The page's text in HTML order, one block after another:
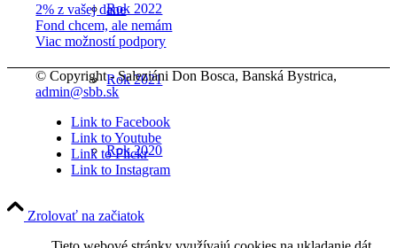
Rok 2022
Rok 2021
Rok 2020
Rok 2019
2% z vašej dane
Fond chcem, ale nemám
Viac možností podpory
© Copyright - Saleziáni Don Bosca, Banská Bystrica,
admin@sbb.sk
Link to Facebook
Link to Youtube
Link to Flickr
Link to Instagram
Zrolovať na začiatok